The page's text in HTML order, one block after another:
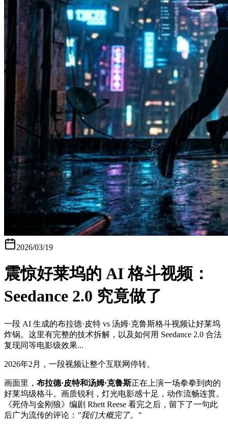
2026/03/19
震惊好莱坞的 AI 格斗视频：
Seedance 2.0 究竟做了
一段 AI 生成的布拉德·皮特 vs 汤姆·克鲁斯格斗视频让好莱坞
炸锅。这里有完整的技术拆解，以及如何用 Seedance 2.0 合法
复现同等电影级效果...
2026年2月，一段视频让整个互联网停转。
画面里， 布拉德·皮特和汤姆·克鲁斯正在上演一场拳拳到肉的
好莱坞级格斗。画质锐利，灯光电影感十足，动作流畅连贯。
《死侍与金刚狼》编剧 Rhett Reese 看完之后，留下了一句此
后广为流传的评论： "我们大概完了。"